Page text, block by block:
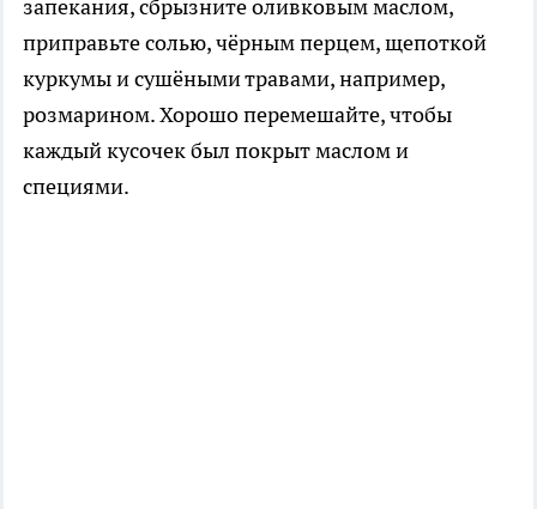
запекания, сбрызните оливковым маслом,
приправьте солью, чёрным перцем, щепоткой
куркумы и сушёными травами, например,
розмарином. Хорошо перемешайте, чтобы
каждый кусочек был покрыт маслом и
специями.